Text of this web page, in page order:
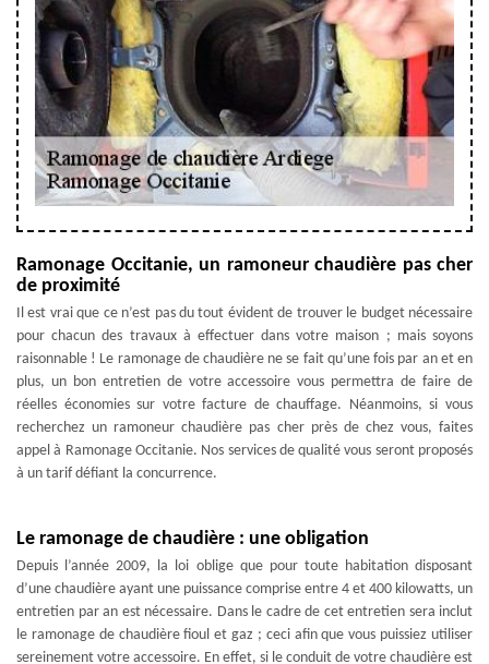
Ramonage Occitanie, un ramoneur chaudière pas cher
de proximité
Il est vrai que ce n’est pas du tout évident de trouver le budget nécessaire
pour chacun des travaux à effectuer dans votre maison ; mais soyons
raisonnable ! Le ramonage de chaudière ne se fait qu’une fois par an et en
plus, un bon entretien de votre accessoire vous permettra de faire de
réelles économies sur votre facture de chauffage. Néanmoins, si vous
recherchez un ramoneur chaudière pas cher près de chez vous, faites
appel à Ramonage Occitanie. Nos services de qualité vous seront proposés
à un tarif défiant la concurrence.
Le ramonage de chaudière : une obligation
Depuis l’année 2009, la loi oblige que pour toute habitation disposant
d’une chaudière ayant une puissance comprise entre 4 et 400 kilowatts, un
entretien par an est nécessaire. Dans le cadre de cet entretien sera inclut
le ramonage de chaudière fioul et gaz ; ceci afin que vous puissiez utiliser
sereinement votre accessoire. En effet, si le conduit de votre chaudière est